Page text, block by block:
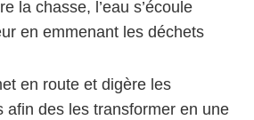
la chasse, l’eau s’écoule
en emmenant les déchets
en route et digère les
afin des les transformer en une